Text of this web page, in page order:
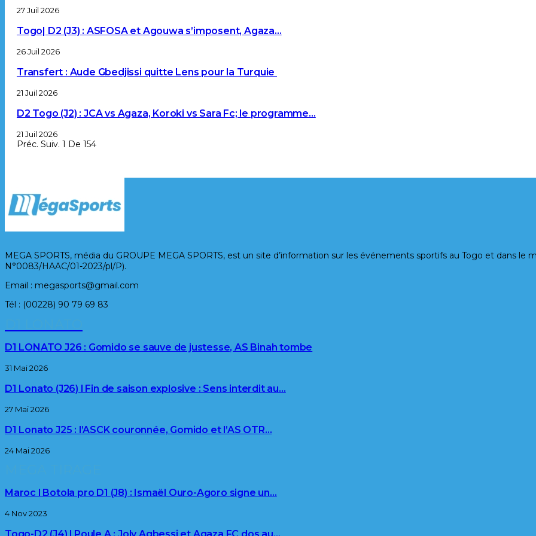
27 Juil 2026
Togo| D2 (J3) : ASFOSA et Agouwa s’imposent, Agaza…
26 Juil 2026
Transfert : Aude Gbedjissi quitte Lens pour la Turquie
21 Juil 2026
D2 Togo (J2) : JCA vs Agaza, Koroki vs Sara Fc; le programme…
21 Juil 2026
Préc. Suiv. 1 De 154
MEGA SPORTS, média du GROUPE MEGA SPORTS, est un site d’information sur les événements sportifs au Togo et dans
N°0083/HAAC/01-2023/pl/P).
Email : megasports@gmail.com
Tél : (00228) 90 79 69 83
D1 LONATO J26 : Gomido se sauve de justesse, AS Binah tombe
31 Mai 2026
D1 Lonato (J26) l Fin de saison explosive : Sens interdit au…
27 Mai 2026
D1 Lonato J25 : l’ASCK couronnée, Gomido et l’AS OTR…
24 Mai 2026
Maroc l Botola pro D1 (J8) : Ismaël Ouro-Agoro signe un…
4 Nov 2023